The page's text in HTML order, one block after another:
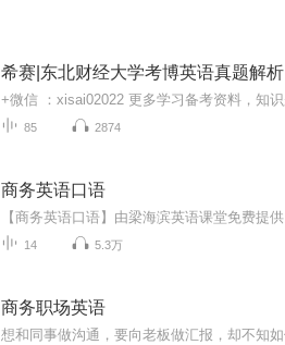
希赛|东北财经大学考博英语真题解析
85 2874
商务英语口语
14 5.3万
商务职场英语